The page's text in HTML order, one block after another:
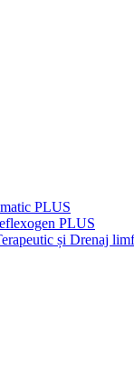
PLUS
PLUS
și Drenaj